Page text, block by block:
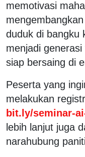
memotivasi
duduk di bangku
menjadi
siap bersaing di
Peserta yang
melakukan
bit.ly/seminar-
lebih lanjut juga
narahubung